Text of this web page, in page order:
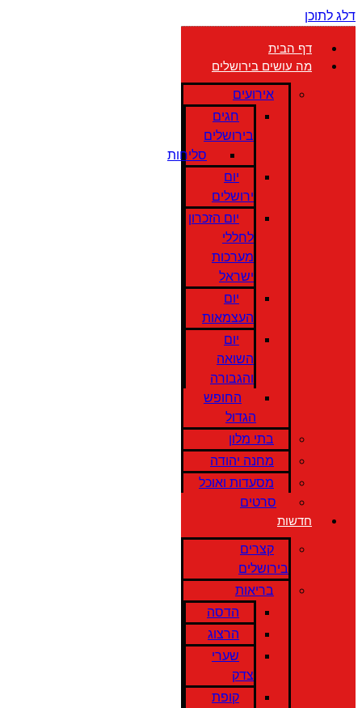
דלג לתוכן
דף הבית
מה עושים בירושלים
אירועים
חגים
בירושלים
סליחות
יום
ירושלים
יום הזכרון
לחללי
מערכות
ישראל
יום
העצמאות
יום
השואה
והגבורה
החופש
הגדול
בתי מלון
מחנה יהודה
מסעדות ואוכל
סרטים
חדשות
קצרים
בירושלים
בריאות
הדסה
הרצוג
שערי
צדק
קופת